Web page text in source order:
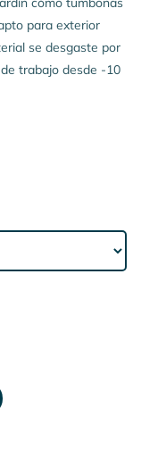
para exterior
se desgaste por
trabajo desde -10